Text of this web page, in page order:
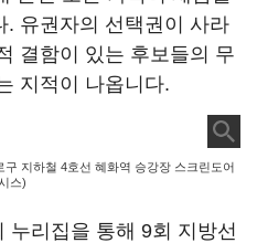
유권자의 선택권이 사라
결함이 있는 후보들의 무
지적이 나옵니다.
지하철 4호선 혜화역 승강장 스크린도어
스)
누리집을 통해 9회 지방선